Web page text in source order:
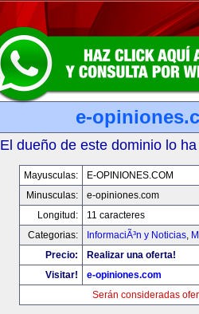
e-
El dueño de este dominio lo
Mayusculas:
E-OPINIONES.COM
Minusculas:
e-opiniones.com
Longitud:
11 caracteres
Categorias:
InformaciÃ³n y Noticias,
Precio:
Realizar una oferta!
Visitar!
e-opiniones.com
Serán consideradas